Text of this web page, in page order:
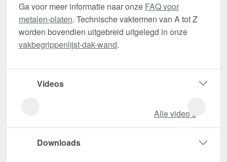
Ga voor meer informatie naar onze FAQ voor
metalen-platen. Technische vaktermen van A tot Z
worden bovendien uitgebreid uitgelegd in onze
vakbegrippenlijst-dak-wand.
Videos
Alle video‘s
Downloads